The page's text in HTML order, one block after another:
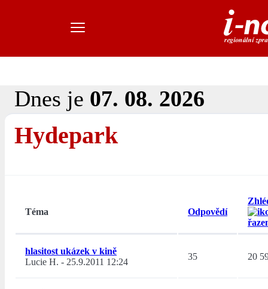
Dnes je 07. 08. 2026
Hydepark
Téma Odpovědí
hlasitost ukázek v kině
Lucie H. - 25.9.2011 12:24
35 20